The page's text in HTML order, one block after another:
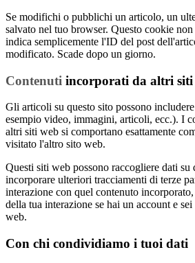
Se modifichi o pubblichi un articolo, un
salvato nel tuo browser. Questo cookie
indica semplicemente l'ID del post
modificato. Scade dopo un giorno.
Contenuti incorporati da altri siti
Gli articoli su questo sito possono
esempio video, immagini, articoli, ecc.). I
altri siti web si comportano esattamente
visitato l'altro sito web.
Questi siti web possono raccogliere dati
incorporare ulteriori tracciamenti di terze
interazione con quel contenuto
della tua interazione se hai un account e
web.
Con chi condividiamo i tuoi dati